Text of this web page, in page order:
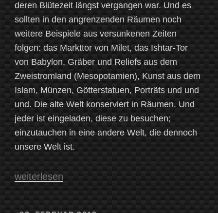
deren Blütezeit längst vergangen war. Und es
sollten in den angrenzenden Räumen noch
weitere Beispiele aus versunkenen Zeiten
folgen: das Markttor von Milet, das Ishtar-Tor
von Babylon, Gräber und Reliefs aus dem
Zweistromland (Mesopotamien), Kunst aus dem
Islam, Münzen, Götterstatuen, Porträts und und
und. Die alte Welt konserviert in Räumen. Und
jeder ist eingeladen, diese zu besuchen;
einzutauchen in eine andere Welt, die dennoch
unsere Welt ist.
„Pergamon,
weiterlesen